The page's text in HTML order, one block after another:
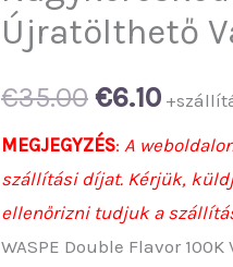
Újratölthető
€35.00 Original
price
was:
€35.00.
€6.10
price
is:
€6.10.
MEGJEGYZÉS: A
szállítási díjat. Kérjük,
ellenőrizni tudjuk a
WASPE Double Flavor